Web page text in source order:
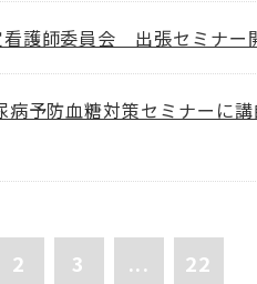
護師委員会 出張セミナー
病予防血糖対策セミナーに
2 3 ... 22